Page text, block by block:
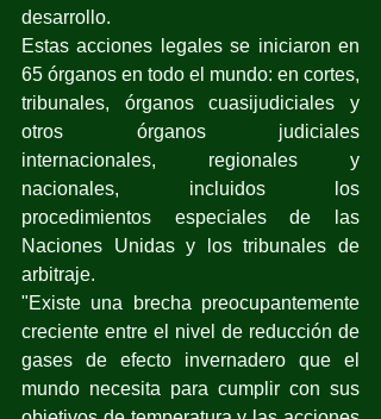
desarrollo.
Estas acciones legales se iniciaron en
65 órganos en todo el mundo: en cortes,
tribunales, órganos cuasijudiciales y
otros órganos judiciales
internacionales, regionales y
nacionales, incluidos los
procedimientos especiales de las
Naciones Unidas y los tribunales de
arbitraje.
"Existe una brecha preocupantemente
creciente entre el nivel de reducción de
gases de efecto invernadero que el
mundo necesita para cumplir con sus